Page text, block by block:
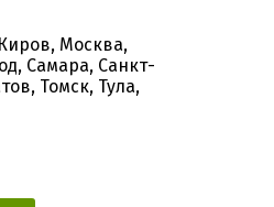
Москва,
Самара, Санкт-
Томск, Тула,